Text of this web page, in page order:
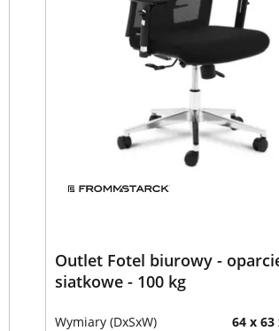
Outlet Fotel biurowy -
siatkowe - 100 kg
Wymiary (DxSxW) 64 x 63